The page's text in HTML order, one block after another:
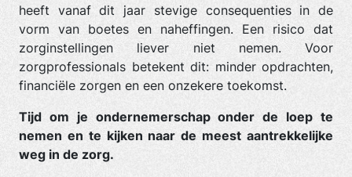
heeft vanaf dit jaar stevige consequenties in de
vorm van boetes en naheffingen. Een risico dat
zorginstellingen liever niet nemen. Voor
zorgprofessionals betekent dit: minder opdrachten,
financiële zorgen en een onzekere toekomst.
Tijd om je ondernemerschap onder de loep te
nemen en te kijken naar de meest aantrekkelijke
weg in de zorg.